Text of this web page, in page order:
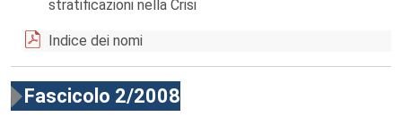
stratificazioni nella Crisi
Indice dei nomi
Fascicolo 2/2008